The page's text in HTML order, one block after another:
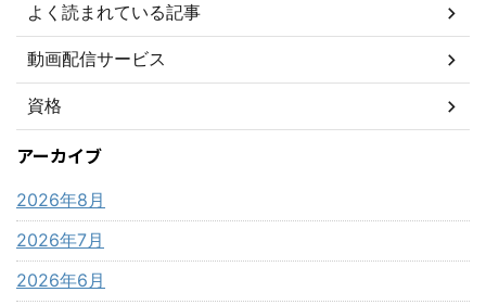
よく読まれている記事
動画配信サービス
資格
アーカイブ
2026年8月
2026年7月
2026年6月